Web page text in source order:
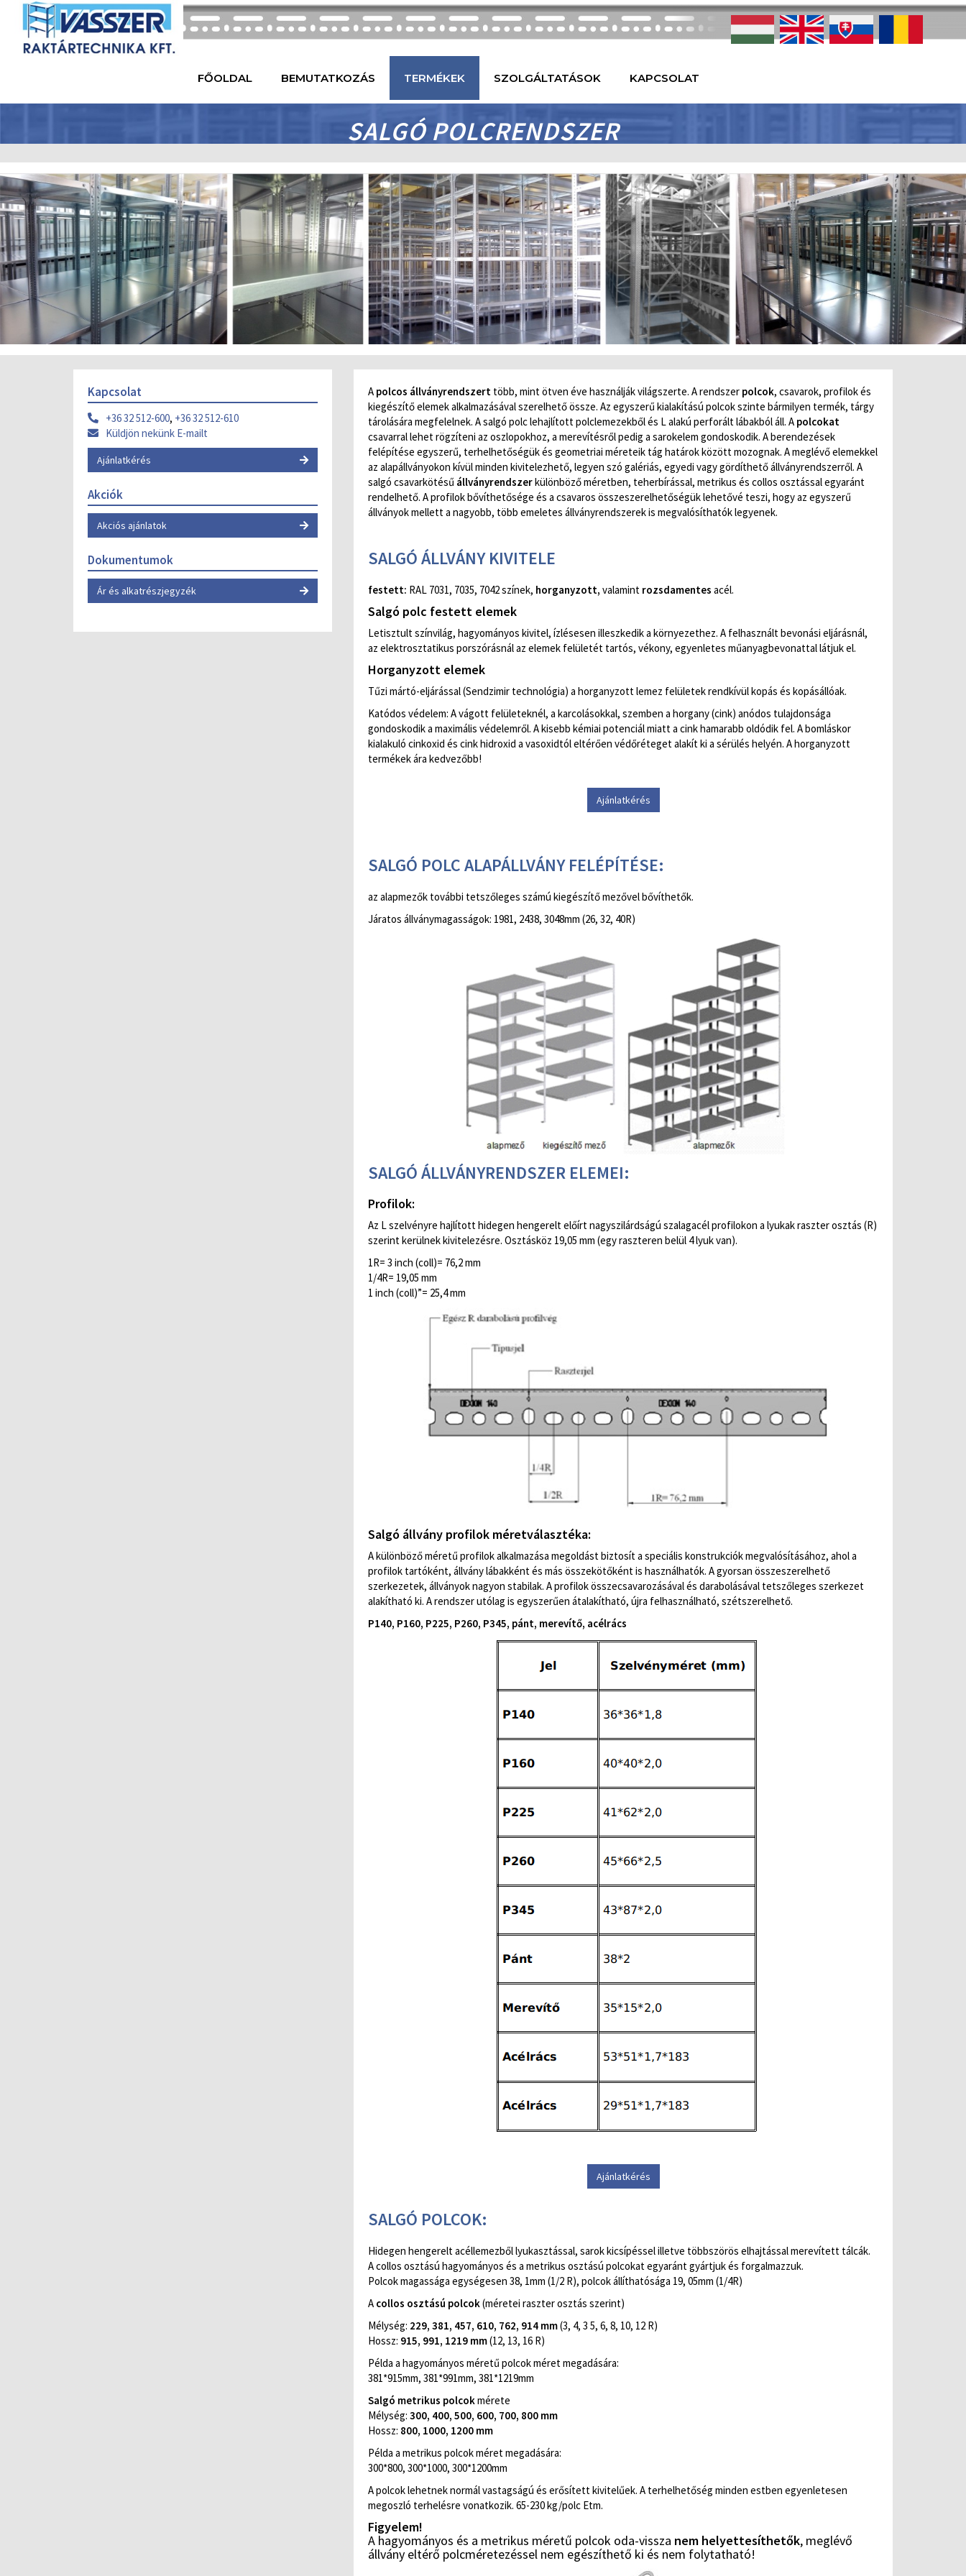
FŐOLDAL BEMUTATKOZÁS TERMÉKEK SZOLGÁLTATÁSOK KAPCSOLAT
SALGÓ POLCRENDSZER
Kapcsolat
+36 32 512-600, +36 32 512-610
Küldjön nekünk E-mailt
Ajánlatkérés
Akciók
Akciós ajánlatok
Dokumentumok
Ár és alkatrészjegyzék
A polcos állványrendszert több, mint ötven éve használják világszerte. A rendszer polcok, csavarok, profilok és
kiegészítő elemek alkalmazásával szerelhető össze. Az egyszerű kialakítású polcok szinte bármilyen termék, tárgy
tárolására megfelelnek. A salgó polc lehajlított polclemezekből és L alakú perforált lábakból áll. A polcokat
csavarral lehet rögzíteni az oszlopokhoz, a merevítésről pedig a sarokelem gondoskodik. A berendezések
felépítése egyszerű, terhelhetőségük és geometriai méreteik tág határok között mozognak. A meglévő elemekkel
az alapállványokon kívül minden kivitelezhető, legyen szó galériás, egyedi vagy gördíthető állványrendszerről. A
salgó csavarkötésű állványrendszerkülönböző méretben, teherbírással, metrikus és collos osztással egyaránt
rendelhető. A profilok bővíthetősége és a csavaros összeszerelhetőségük lehetővé teszi, hogy az egyszerű
állványok mellett a nagyobb, több emeletes állványrendszerek is megvalósíthatók legyenek.
SALGÓ ÁLLVÁNY KIVITELE
festett: RAL 7031, 7035, 7042 színek, horganyzott, valamint rozsdamentes acél.
Salgó polc festett elemek
Letisztult színvilág, hagyományos kivitel, ízlésesen illeszkedik a környezethez. A felhasznált bevonási eljárásnál,
az elektrosztatikus porszórásnál az elemek felületét tartós, vékony, egyenletes műanyagbevonattal látjuk el.
Horganyzott elemek
Tűzi mártó-eljárással (Sendzimir technológia) a horganyzott lemez felületek rendkívül kopás és kopásállóak.
Katódos védelem: A vágott felületeknél, a karcolásokkal, szemben a horgany (cink) anódos tulajdonsága
gondoskodik a maximális védelemről. A kisebb kémiai potenciál miatt a cink hamarabb oldódik fel. A bomláskor
kialakuló cinkoxid és cink hidroxid a vasoxidtól eltérően védőréteget alakít ki a sérülés helyén. A horganyzott
termékek ára kedvezőbb!
Ajánlatkérés
SALGÓ POLC ALAPÁLLVÁNY FELÉPÍTÉSE:
az alapmezők további tetszőleges számú kiegészítő mezővel bővíthetők.
Járatos állványmagasságok: 1981, 2438, 3048mm (26, 32, 40R)
SALGÓ ÁLLVÁNYRENDSZER ELEMEI:
Profilok:
Az L szelvényre hajlított hidegen hengerelt előírt nagyszilárdságú szalagacél profilokon a lyukak raszter osztás (R)
szerint kerülnek kivitelezésre. Osztásköz 19,05 mm (egy raszteren belül 4 lyuk van).
1R= 3 inch (coll)= 76,2 mm
1/4R= 19,05 mm
1 inch (coll)”= 25,4 mm
Salgó állvány profilok méretválasztéka:
A különböző méretű profilok alkalmazása megoldást biztosít a speciális konstrukciók megvalósításához, ahol a
profilok tartóként, állvány lábakként és más összekötőként is használhatók. A gyorsan összeszerelhető
szerkezetek, állványok nagyon stabilak. A profilok összecsavarozásával és darabolásával tetszőleges szerkezet
alakítható ki. A rendszer utólag is egyszerűen átalakítható, újra felhasználható, szétszerelhető.
P140, P160, P225, P260, P345, pánt, merevítő, acélrács
Ajánlatkérés
SALGÓ POLCOK:
Hidegen hengerelt acéllemezből lyukasztással, sarok kicsípéssel illetve többszörös elhajtással merevített tálcák.
A collos osztású hagyományos és a metrikus osztású polcokat egyaránt gyártjuk és forgalmazzuk.
Polcok magassága egységesen 38, 1mm (1/2 R), polcok állíthatósága 19, 05mm (1/4R)
A collos osztású polcok(méretei raszter osztás szerint)
Mélység: 229, 381, 457, 610, 762, 914 mm(3, 4, 3 5, 6, 8, 10, 12 R)
Hossz: 915, 991, 1219 mm(12, 13, 16 R)
Példa a hagyományos méretű polcok méret megadására:
381*915mm, 381*991mm, 381*1219mm
Salgó metrikus polcokmérete
Mélység: 300, 400, 500, 600, 700, 800 mm
Hossz: 800, 1000, 1200 mm
Példa a metrikus polcok méret megadására:
300*800, 300*1000, 300*1200mm
A polcok lehetnek normál vastagságú és erősített kivitelűek. A terhelhetőség minden estben egyenletesen
megoszló terhelésre vonatkozik. 65-230 kg/polc Etm.
Figyelem!
A hagyományos és a metrikus méretű polcok oda-vissza nem helyettesíthetők, meglévő
állvány eltérő polcméretezéssel nem egészíthető ki és nem folytatható!